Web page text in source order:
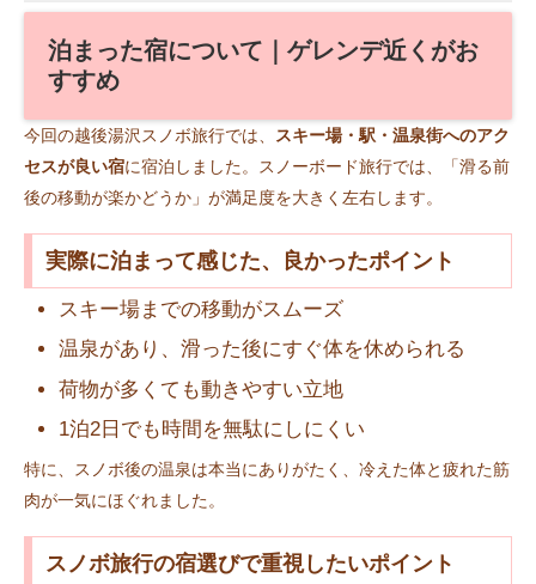
泊まった宿について｜ゲレンデ近くがお
すすめ
今回の越後湯沢スノボ旅行では、 スキー場・駅・温泉街へのアク
セスが良い宿に宿泊しました。スノーボード旅行では、「滑る前
後の移動が楽かどうか」が満足度を大きく左右します。
実際に泊まって感じた、良かったポイント
スキー場までの移動がスムーズ
温泉があり、滑った後にすぐ体を休められる
荷物が多くても動きやすい立地
1泊2日でも時間を無駄にしにくい
特に、スノボ後の温泉は本当にありがたく、冷えた体と疲れた筋
肉が一気にほぐれました。
スノボ旅行の宿選びで重視したいポイント